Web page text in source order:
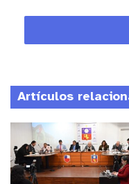
Por lo mismo, el
septiembre de
universitarios por
obra de
Cobreloa.
Son los datos más
Artículos